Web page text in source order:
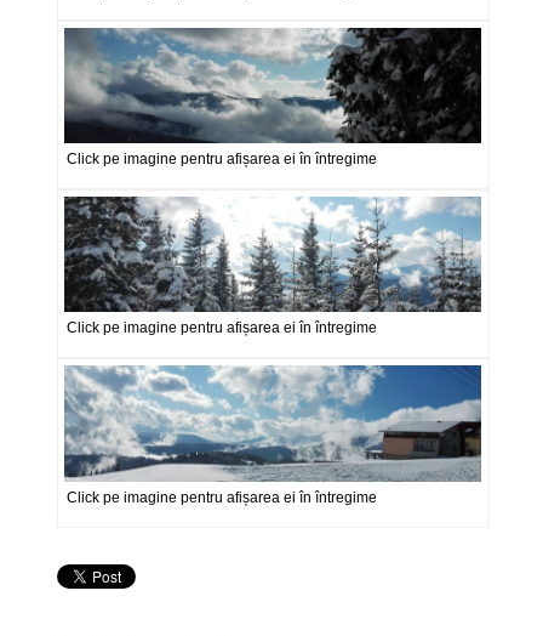
Click pe imagine pentru afișarea ei în întregime
Click pe imagine pentru afișarea ei în întregime
Click pe imagine pentru afișarea ei în întregime